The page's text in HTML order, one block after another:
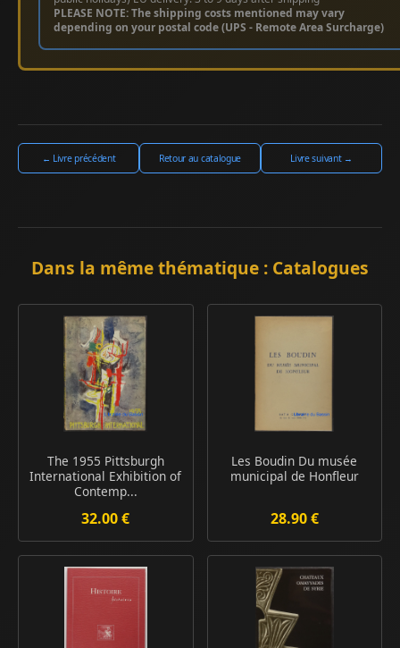
PLEASE NOTE: The shipping costs mentioned may vary
depending on your postal code (UPS - Remote Area Surcharge)
← Livre précédent Retour au catalogue Livre suivant →
Dans la même thématique : Catalogues
The 1955 Pittsburgh
International Exhibition of
Contemp...
32.00 €
Les Boudin Du musée
municipal de Honfleur
28.90 €